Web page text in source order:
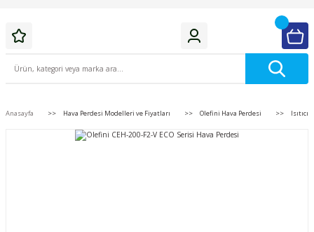
Anasayfa Hava Perdesi Modelleri ve Fiyatları Olefini Hava Perdesi